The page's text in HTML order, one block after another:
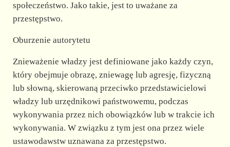
społeczeństwo. Jako takie, jest to uważane za
przestępstwo.
Oburzenie autorytetu
Znieważenie władzy jest definiowane jako każdy czyn,
który obejmuje obrazę, zniewagę lub agresję, fizyczną
lub słowną, skierowaną przeciwko przedstawicielowi
władzy lub urzędnikowi państwowemu, podczas
wykonywania przez nich obowiązków lub w trakcie ich
wykonywania. W związku z tym jest ona przez wiele
ustawodawstw uznawana za przestępstwo.